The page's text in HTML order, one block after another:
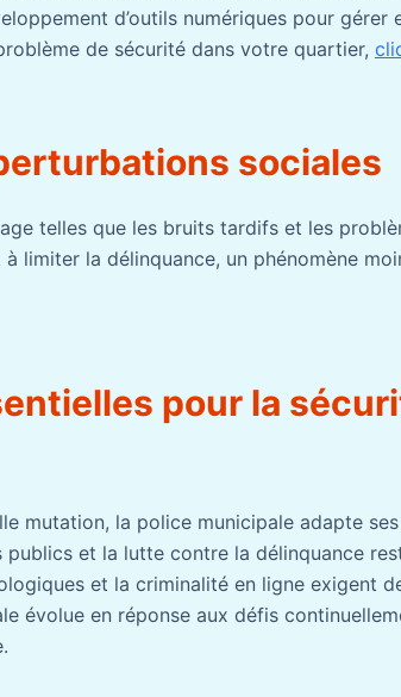
d’outils numériques pour gérer
de sécurité dans votre quartier,
sociales
telles que les bruits tardifs et les
limiter la délinquance, un phénomène
pour la
mutation, la police municipale adapte
publics et la lutte contre la délinquance
et la criminalité en ligne exigent
évolue en réponse aux défis